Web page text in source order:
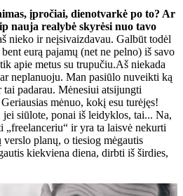
įpročiai, dienotvarkė po to? Ar
nauja realybė skyrėsi nuo tavo
nieko ir neįsivaizdavau. Galbūt todėl
eurą pajamų (net ne pelno) iš savo
apie metus su trupučiu.Aš niekada
neplanuoju. Man pasiūlo nuveikti ką
tai padarau. Mėnesiui atsijungti
mėnuo, kokį esu turėjęs!
siūlote, ponai iš leidyklos, tai... Na,
ir yra ta laisvė nekurti
planų, o tiesiog mėgautis
kiekviena diena, dirbti iš širdies,